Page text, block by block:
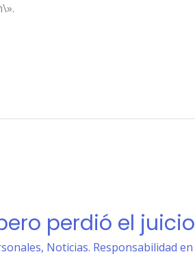
perdió el juicio
, Noticias. Responsabilidad en